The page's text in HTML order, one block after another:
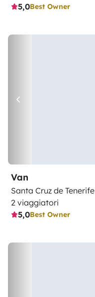
5,0Best Owner
Van
Santa Cruz de Tenerife
2 viaggiatori
5,0Best Owner